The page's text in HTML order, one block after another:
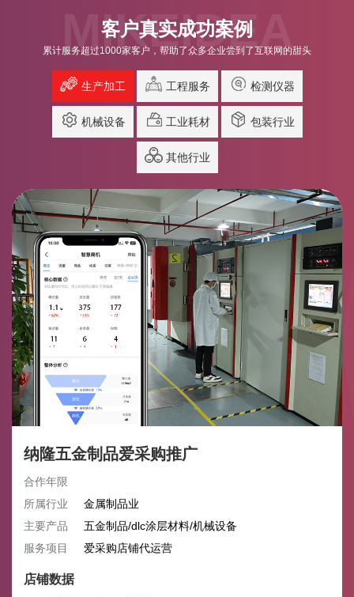
客户真实成功案例
累计服务超过1000家客户，帮助了众多企业尝到了互联网的甜头
MIKEIDEA
生产加工 工程服务 检测仪器
机械设备 工业耗材 包装行业
其他行业
纳隆五金制品爱采购推广
合作年限
所属行业
金属制品业
主要产品
五金制品/dlc涂层材料/机械设备
服务项目
爱采购店铺代运营
店铺数据